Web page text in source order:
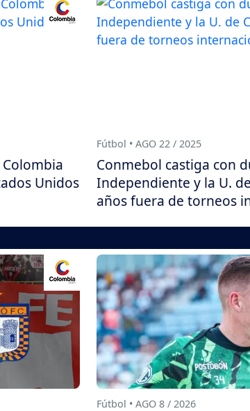
Unidos
Fútbol • AGO 22 / 2025
Conmebol castiga con
Independiente y la U.
años fuera de torneos
Fútbol • AGO 8 / 2026